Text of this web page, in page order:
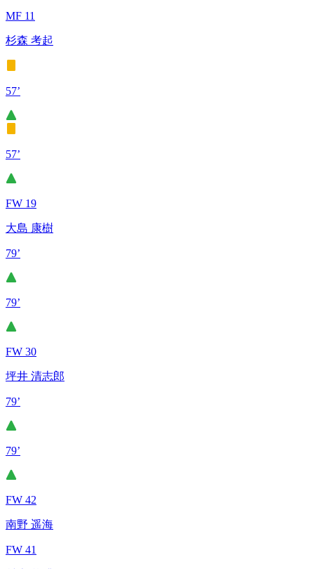
MF 11
杉森 考起
57’
57’
FW 19
大島 康樹
79’
79’
FW 30
坪井 清志郎
79’
79’
FW 42
南野 遥海
FW 41